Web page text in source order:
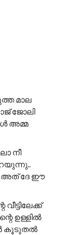
മാല
ജോലി
അമ്മ
നീ
അത് ദേ ഈ
ഉള്ളിൽ
കൂടുതൽ